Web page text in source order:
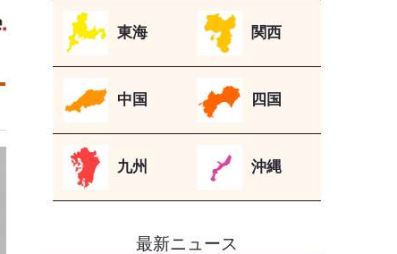
東海 関西
中国 四国
九州 沖縄
最新ニュース